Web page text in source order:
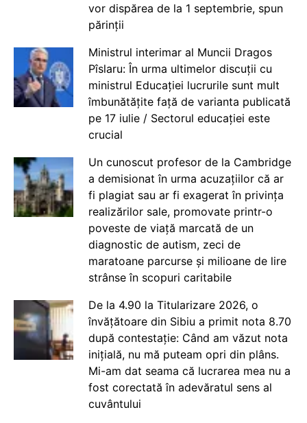
vor dispărea de la 1 septembrie, spun
părinții
Ministrul interimar al Muncii Dragos
Pîslaru: În urma ultimelor discuții cu
ministrul Educației lucrurile sunt mult
îmbunătățite față de varianta publicată
pe 17 iulie / Sectorul educației este
crucial
Un cunoscut profesor de la Cambridge
a demisionat în urma acuzațiilor că ar
fi plagiat sau ar fi exagerat în privința
realizărilor sale, promovate printr-o
poveste de viață marcată de un
diagnostic de autism, zeci de
maratoane parcurse și milioane de lire
strânse în scopuri caritabile
De la 4.90 la Titularizare 2026, o
învățătoare din Sibiu a primit nota 8.70
după contestație: Când am văzut nota
inițială, nu mă puteam opri din plâns.
Mi-am dat seama că lucrarea mea nu a
fost corectată în adevăratul sens al
cuvântului